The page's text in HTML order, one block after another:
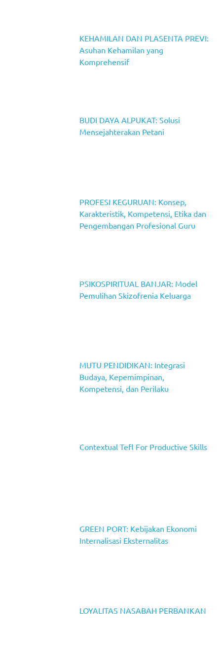
KEHAMILAN DAN PLASENTA PREVI:
Asuhan Kehamilan yang
Komprehensif
BUDI DAYA ALPUKAT: Solusi
Mensejahterakan Petani
PROFESI KEGURUAN: Konsep,
Karakteristik, Kompetensi, Etika dan
Pengembangan Profesional Guru
PSIKOSPIRITUAL BANJAR: Model
Pemulihan Skizofrenia Keluarga
MUTU PENDIDIKAN: Integrasi
Budaya, Kepemimpinan,
Kompetensi, dan Perilaku
Contextual Tefl For Productive Skills
GREEN PORT: Kebijakan Ekonomi
Internalisasi Eksternalitas
LOYALITAS NASABAH PERBANKAN